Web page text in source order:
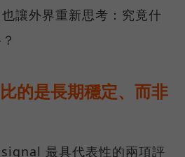
讓外界重新思考：究竟什
的是長期穩定、而非
最具代表性的兩項評